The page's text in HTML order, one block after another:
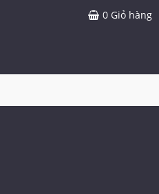
0 Giỏ hàng